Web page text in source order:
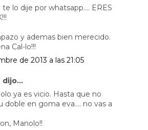
lo dije por whatsapp.... ERES
y ademas bien merecido.
Cal-lo!!!
de 2013 a las 21:05
dijo...
ya es vicio. Hasta que no
doble en goma eva.... no vas a
Manolo!!